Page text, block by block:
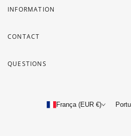
INFORMATION
CONTACT
QUESTIONS
França (EUR €)